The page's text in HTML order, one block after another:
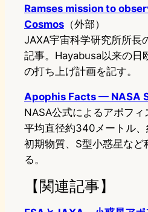
Ramses mission to
Cosmos （外部）
JAXA宇宙科学研究所所長
記事。Hayabusa以来の日
の打ち上げ計画を記す。
Apophis Facts — NASA
NASA公式によるアポフィ
平均直径約340メートル
初期物質、S型小惑星など
る。
【関連記事】